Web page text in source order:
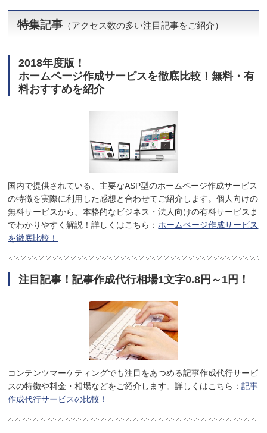
特集記事 （アクセス数の多い注目記事をご紹介）
2018年度版！
ホームページ作成サービスを徹底比較！無料・有
料おすすめを紹介
国内で提供されている、主要なASP型のホームページ作成サービス
の特徴を実際に利用した感想と合わせてご紹介します。個人向けの
無料サービスから、本格的なビジネス・法人向けの有料サービスま
でわかりやすく解説！詳しくはこちら： ホームページ作成サービス
を徹底比較！
注目記事！記事作成代行相場1文字0.8円～1円！
コンテンツマーケティングでも注目をあつめる記事作成代行サービ
スの特徴や料金・相場などをご紹介します。詳しくはこちら：記事
作成代行サービスの比較！